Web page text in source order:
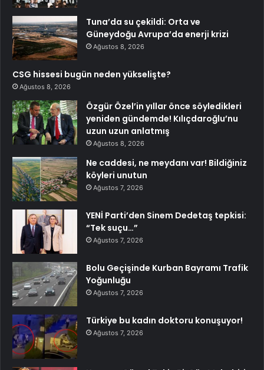
Tuna’da su çekildi: Orta ve
Güneydoğu Avrupa’da enerji krizi
Ağustos 8, 2026
CSG hissesi bugün neden yükselişte?
Ağustos 8, 2026
Özgür Özel’in yıllar önce söyledikleri
yeniden gündemde! Kılıçdaroğlu’nu
uzun uzun anlatmış
Ağustos 8, 2026
Ne caddesi, ne meydanı var! Bildiğiniz
köyleri unutun
Ağustos 7, 2026
YENİ Parti’den Sinem Dedetaş tepkisi:
“Tek suçu…”
Ağustos 7, 2026
Bolu Geçişinde Kurban Bayramı Trafik
Yoğunluğu
Ağustos 7, 2026
Türkiye bu kadın doktoru konuşuyor!
Ağustos 7, 2026